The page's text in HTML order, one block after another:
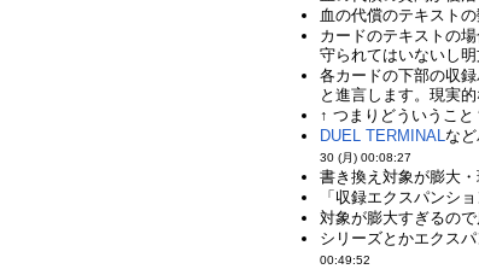
血の代償のテキスト
カードのテキストの
守られてはいないし
各カードの下部の収
と進言します。現実
↑ つまりどういうこ
DUEL TERMINALな
30 (月) 00:08:27
書き換え対象が膨大
「収録エクスパンシ
対象が膨大すぎるの
シリーズとかエクス
00:49:52